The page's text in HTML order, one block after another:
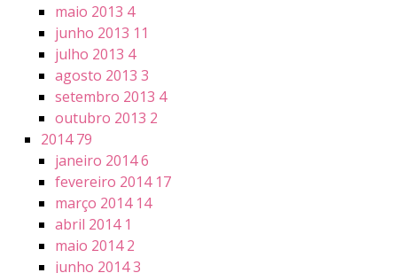
maio 2013 4
junho 2013 11
julho 2013 4
agosto 2013 3
setembro 2013 4
outubro 2013 2
201479
janeiro 20146
fevereiro 2014 17
março 2014 14
abril 2014 1
maio 20142
junho 20143